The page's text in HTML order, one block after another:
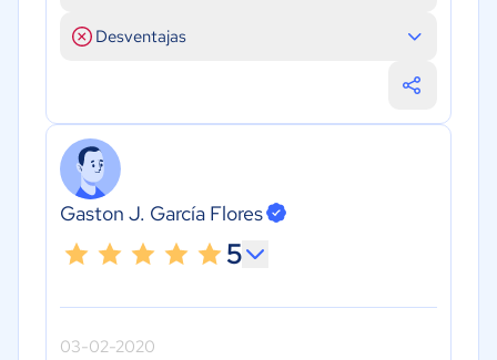
Desventajas
Gaston J. García Flores
5
03-02-2020